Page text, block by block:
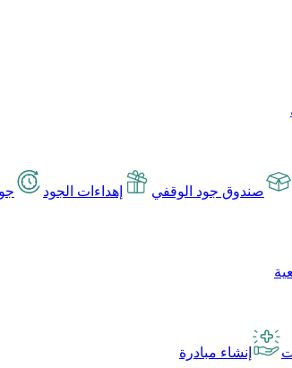
صندوق جود الوقفي إهداءات الجود
إنشاء مبادرة